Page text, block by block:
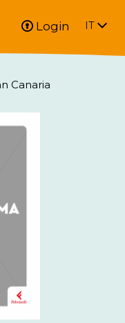
Login IT
Canaria